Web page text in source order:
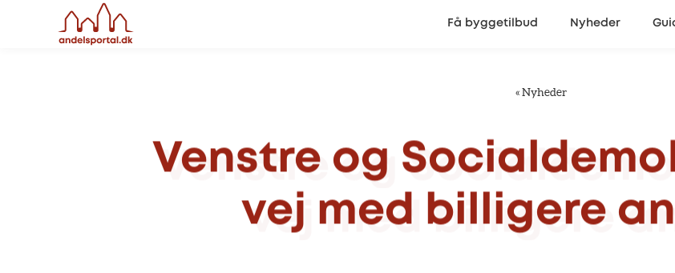
Få byggetilbud Nyheder
« Nyheder
Venstre og
vej med billigere